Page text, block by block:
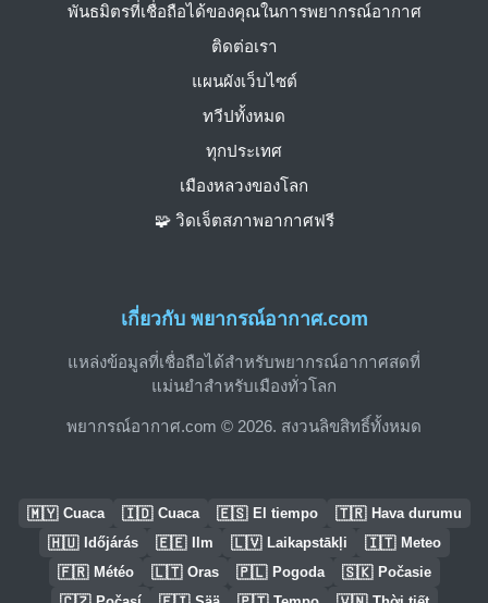
เกี่ยวกับ พยากรณ์อากาศ.com
แหล่งข้อมูลที่เชื่อถือได้สำหรับพยากรณ์อากาศสดที่
แม่นยำสำหรับเมืองทั่วโลก
พยากรณ์อากาศ.com © 2026. สงวนลิขสิทธิ์ทั้งหมด
พันธมิตรที่เชื่อถือได้ของคุณในการพยากรณ์อากาศ
ติดต่อเรา
แผนผังเว็บไซต์
ทวีปทั้งหมด
ทุกประเทศ
เมืองหลวงของโลก
🧩 วิดเจ็ตสภาพอากาศฟรี
🇲🇾 Cuaca 🇮🇩 Cuaca 🇪🇸 El tiempo 🇹🇷 Hava durumu
🇭🇺 Időjárás 🇪🇪 Ilm 🇱🇻 Laikapstākļi 🇮🇹 Meteo
🇫🇷 Météo 🇱🇹 Oras 🇵🇱 Pogoda 🇸🇰 Počasie